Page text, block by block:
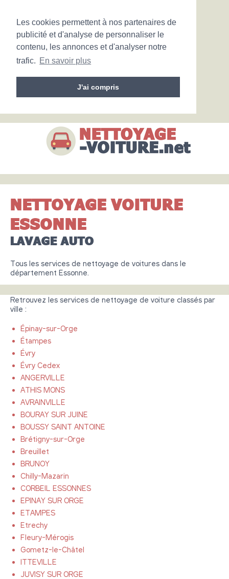
Les cookies permettent à nos partenaires de
publicité et d'analyse de personnaliser le
contenu, les annonces et d'analyser notre
trafic. En savoir plus
J'ai compris
NETTOYAGE VOITURE
ESSONNE
LAVAGE AUTO
Tous les services de nettoyage de voitures dans le
département Essonne.
Retrouvez les services de nettoyage de voiture classés par
ville :
Épinay-sur-Orge
Étampes
Évry
Évry Cedex
ANGERVILLE
ATHIS MONS
AVRAINVILLE
BOURAY SUR JUINE
BOUSSY SAINT ANTOINE
Brétigny-sur-Orge
Breuillet
BRUNOY
Chilly-Mazarin
CORBEIL ESSONNES
EPINAY SUR ORGE
ETAMPES
Etrechy
Fleury-Mérogis
Gometz-le-Châtel
ITTEVILLE
JUVISY SUR ORGE